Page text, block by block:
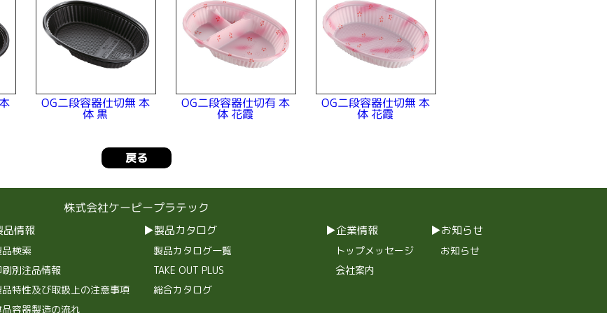
OG二段容器仕切無 本
体 黒
OG二段容器仕切有 本
体 花霞
OG二段容器仕切無 本
体 花霞
戻る
株式会社ケーピープラテック
品情報
検索
刷別注品情報
特性及び取扱上の注意事項
品容器製造の流れ
製品カタログ
製品カタログ一覧
TAKE OUT PLUS
総合カタログ
企業情報
トップメッセージ
会社案内
お知らせ
お知らせ